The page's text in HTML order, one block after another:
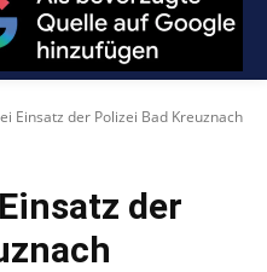
Einsatz der Polizei Bad Kreuznach
der